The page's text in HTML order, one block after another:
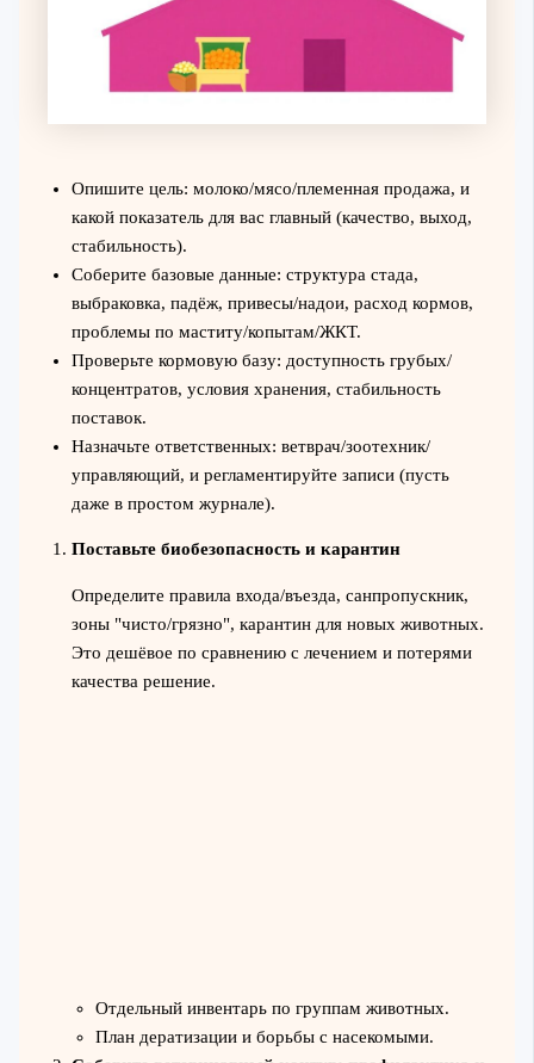
Опишите цель: молоко/мясо/племенная продажа, и
какой показатель для вас главный (качество, выход,
стабильность).
Соберите базовые данные: структура стада,
выбраковка, падёж, привесы/надои, расход кормов,
проблемы по маститу/копытам/ЖКТ.
Проверьте кормовую базу: доступность грубых/
концентратов, условия хранения, стабильность
поставок.
Назначьте ответственных: ветврач/зоотехник/
управляющий, и регламентируйте записи (пусть
даже в простом журнале).
Поставьте биобезопасность и карантин
Определите правила входа/въезда, санпропускник,
зоны "чисто/грязно", карантин для новых животных.
Это дешёвое по сравнению с лечением и потерями
качества решение.
Отдельный инвентарь по группам животных.
План дератизации и борьбы с насекомыми.